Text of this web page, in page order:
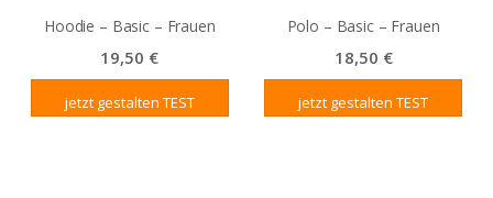
Hoodie – Basic – Frauen
19,50 €
jetzt gestalten
Polo – Basic – Frauen
18,50 €
jetzt gestalten